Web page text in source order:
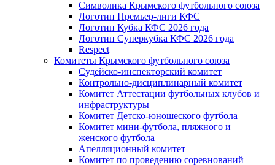
Символика Крымского футбольного союза
Логотип Премьер-лиги КФС
Логотип Кубка КФС 2026 года
Логотип Суперкубка КФС 2026 года
Respect
Комитеты Крымского футбольного союза
Судейско-инспекторский комитет
Контрольно-дисциплинарный комитет
Комитет Аттестации футбольных клубов и
инфраструктуры
Комитет Детско-юношеского футбола
Комитет мини-футбола, пляжного и
женского футбола
Апелляционный комитет
Комитет по проведению соревнований